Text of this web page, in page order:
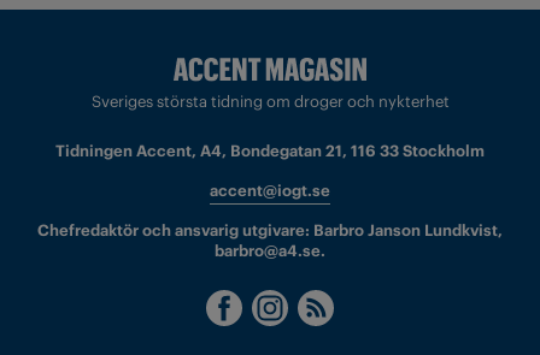
Sveriges största tidning om droger och nykterhet
Tidningen Accent, A4, Bondegatan 21, 116 33 Stockholm
accent@iogt.se
Chefredaktör och ansvarig utgivare: Barbro Janson Lundkvist,
barbro@a4.se.